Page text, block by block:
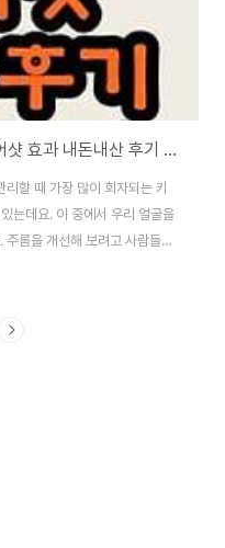
메디큐브 에이지알 더마 유쎄라 에어샷 효과 내돈내산 후기 요약
할 때 가장 많이 회자되는 키
는데요. 이 중에서 우리 얼굴을
름을 개선해 보려고 사람들은
제를 먹고, 주사를 맞고 시술을
기기가 나와 사람들의 관심이
리기, 김희선 탄력기기 등으